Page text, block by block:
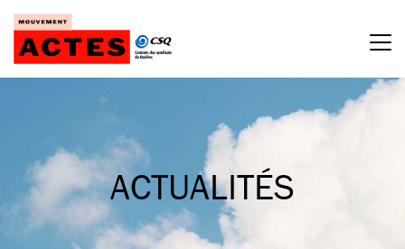
Passer
contenu
ACTUALITÉS